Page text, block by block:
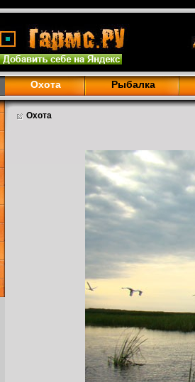
Охота Рыбалка
Охота